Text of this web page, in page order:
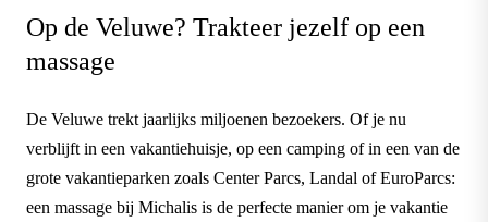
Op de Veluwe? Trakteer jezelf op een
massage
De Veluwe trekt jaarlijks miljoenen bezoekers. Of je nu
verblijft in een vakantiehuisje, op een camping of in een van de
grote vakantieparken zoals Center Parcs, Landal of EuroParcs:
een massage bij Michalis is de perfecte manier om je vakantie